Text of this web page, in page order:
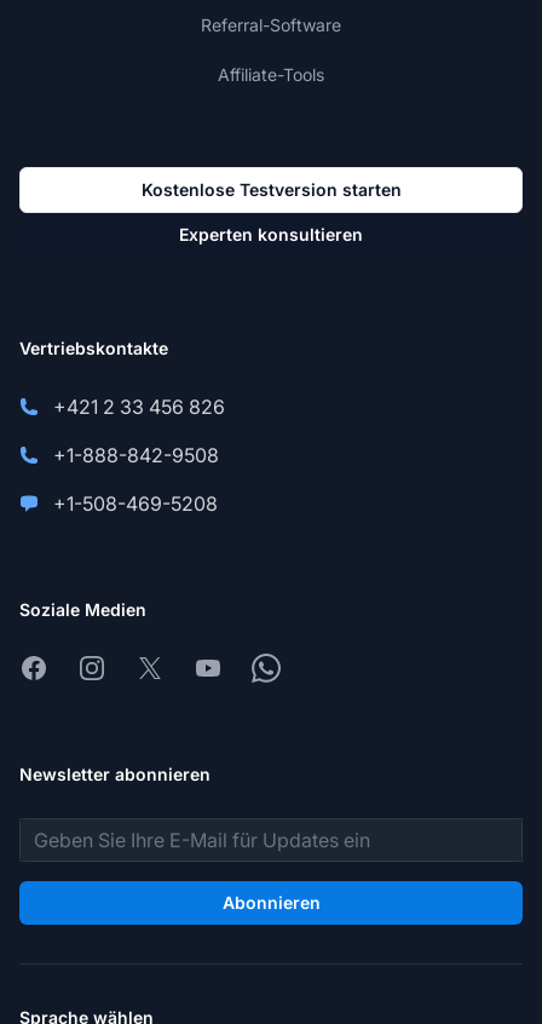
Referral-Software
Affiliate-Tools
Kostenlose Testversion starten
Experten konsultieren
Vertriebskontakte
+421 2 33 456 826
+1-888-842-9508
+1-508-469-5208
Soziale Medien
FacebookInstagram
X YoutubeWhatsapp
Newsletter abonnieren
E-Mail-Adresse
Abonnieren
Sprache wählen